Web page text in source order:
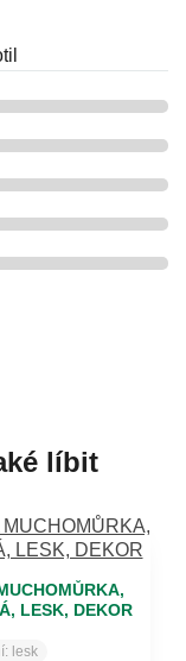
líbit
LESK, DEKOR
lesk